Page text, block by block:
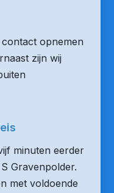
opnemen
zijn wij
minuten eerder
Gravenpolder.
met voldoende